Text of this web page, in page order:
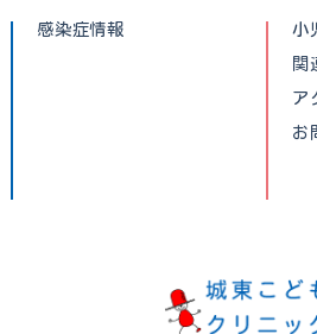
感染症情報
小
関
ア
お